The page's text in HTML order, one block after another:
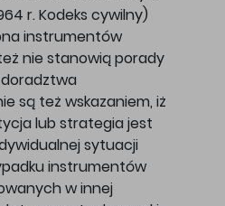
r. Kodeks cywilny)
instrumentów
nie stanowią porady
są też wskazaniem, iż
lub strategia jest
sytuacji
instrumentów
w innej